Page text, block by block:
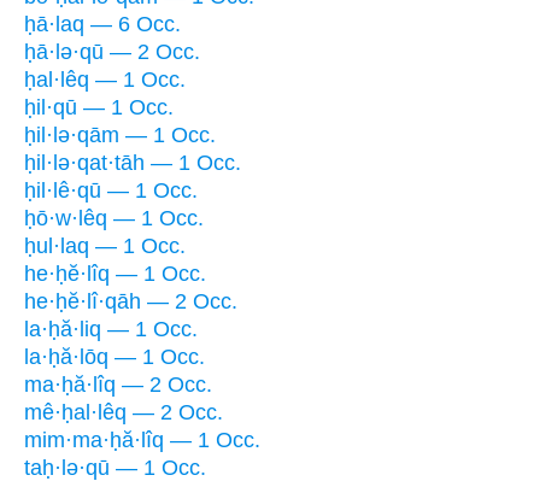
ḥā·laq — 6 Occ.
ḥā·lə·qū — 2 Occ.
ḥal·lêq — 1 Occ.
ḥil·qū — 1 Occ.
ḥil·lə·qām — 1 Occ.
ḥil·lə·qat·tāh — 1 Occ.
ḥil·lê·qū — 1 Occ.
ḥō·w·lêq — 1 Occ.
ḥul·laq — 1 Occ.
he·ḥĕ·lîq — 1 Occ.
he·ḥĕ·lî·qāh — 2 Occ.
la·ḥă·liq — 1 Occ.
la·ḥă·lōq — 1 Occ.
ma·ḥă·lîq — 2 Occ.
mê·ḥal·lêq — 2 Occ.
mim·ma·ḥă·lîq — 1 Occ.
taḥ·lə·qū — 1 Occ.